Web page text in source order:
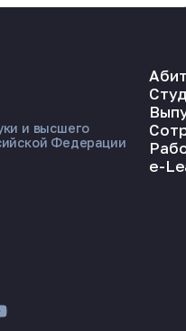
и высшего
Федерации
e-